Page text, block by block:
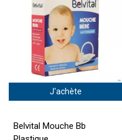
J'achète
Belvital Mouche Bb